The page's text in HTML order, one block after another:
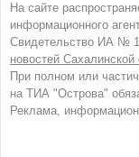
На сайте
информационного
Свидетельство ИА №
новостей Сахалинской
При полном или
на ТИА "Острова"
Реклама,